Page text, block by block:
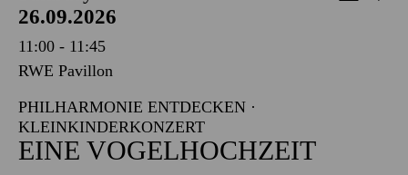
26.09.2026
11:00 - 11:45
RWE Pavillon
PHILHARMONIE ENTDECKEN ·
KLEINKINDERKONZERT
EINE VOGELHOCHZEIT